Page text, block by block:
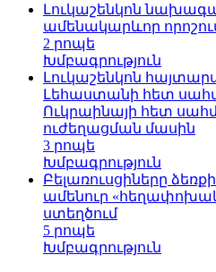
Լուկաշենկոն
ամենակարևոր
2 րոպե
Խմբագրություն
Լուկաշենկոն
Լեհաստանի հետ
Ուկրաինայի հետ
ուժեղացման մասին
3 րոպե
Խմբագրություն
Բելառուսցիները
ամենուր
ստեղծում
5 րոպե
Խմբագրություն